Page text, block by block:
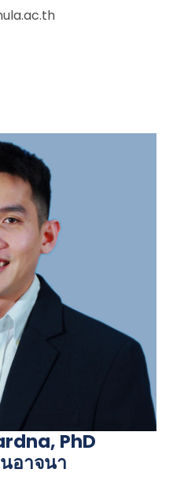
PhD
อาจนา